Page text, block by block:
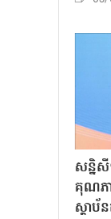
សន្និ
គុណភា
ស្ថា